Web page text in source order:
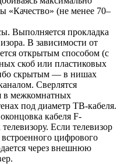
«Качество» (не менее 70–
Выполняется прокладка
В зависимости от
открытым способом (с
скоб или пластиковых
скрытым — в нишах
Сверлятся
в межкомнатных
под диаметр ТВ-кабеля.
кабеля F-
Если телевизор
цифрового
через внешнюю